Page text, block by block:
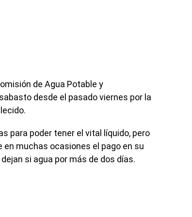
de Agua Potable y
desde el pasado viernes por la
para poder tener el vital líquido, pero
muchas ocasiones el pago en su
si agua por más de dos días.